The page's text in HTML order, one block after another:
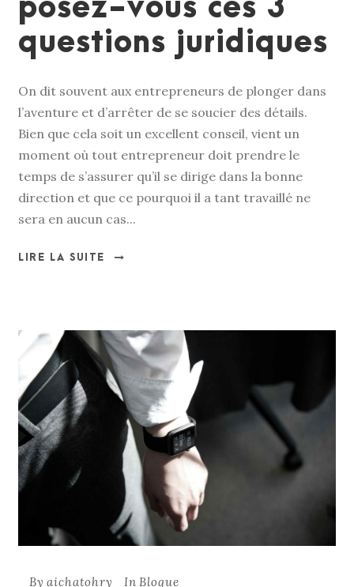
posez-vous ces 3
questions juridiques
On dit souvent aux entrepreneurs de plonger dans
l’aventure et d’arrêter de se soucier des détails.
Bien que cela soit un excellent conseil, vient un
moment où tout entrepreneur doit prendre le
temps de s’assurer qu’il se dirige dans la bonne
direction et que ce pourquoi il a tant travaillé ne
sera en aucun cas...
LIRE LA SUITE
By aichatohry In Blogue